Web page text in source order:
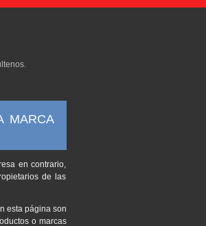
MARCA
en contrario,
de las
esta página son
o marcas